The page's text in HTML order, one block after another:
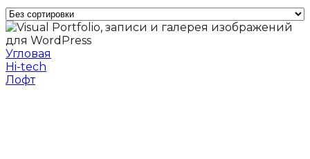
Угловая
Hi-tech
Лофт